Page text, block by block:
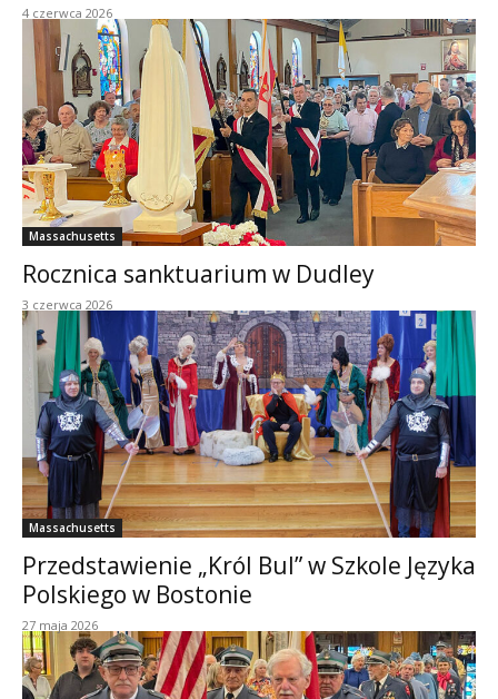
4 czerwca 2026
Massachusetts
Rocznica sanktuarium w Dudley
3 czerwca 2026
Massachusetts
Przedstawienie „Król Bul” w Szkole Języka
Polskiego w Bostonie
27 maja 2026